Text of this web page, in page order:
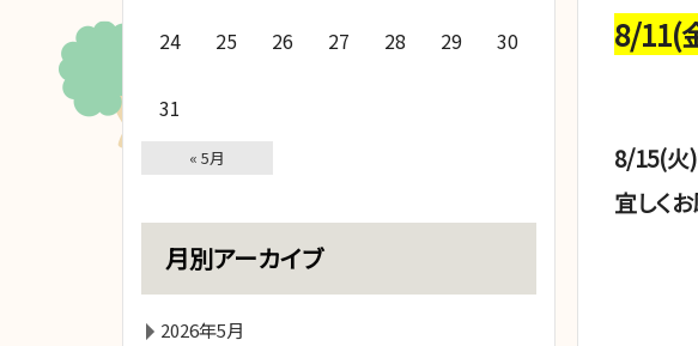
8/11(
8/15(火)
宜しく
24 25 26 27 28 29 30
31
« 5月
月別アーカイブ
2026年5月